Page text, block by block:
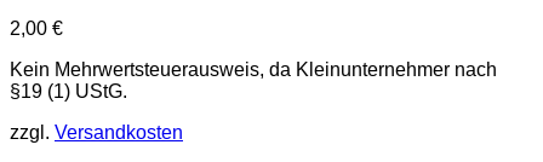
2,00 €
Kein Mehrwertsteuerausweis, da Kleinunternehmer nach
§19 (1) UStG.
zzgl. Versandkosten